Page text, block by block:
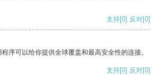
支持[0] 反对[0]
序可以给你提供全球覆盖和最高安全性的连接。
支持[0] 反对[0]